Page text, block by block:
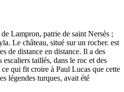
Lampron, patrie de saint Nersès ;
Le château, situé sur un rocher. est
de distance en distance. Il a des
escaliers taillés, dans le roc et des
qui fit croire à Paul Lucas que cette
légendes turques, avait été